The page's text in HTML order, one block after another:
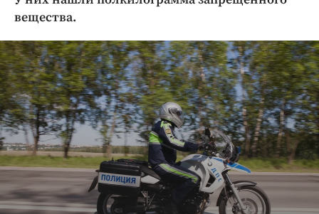
Недвижимость и ЖКХ
Образование
Общество
Погода
Праздники
Происшествия
Спорт
Экономика и бизнес
вещества.